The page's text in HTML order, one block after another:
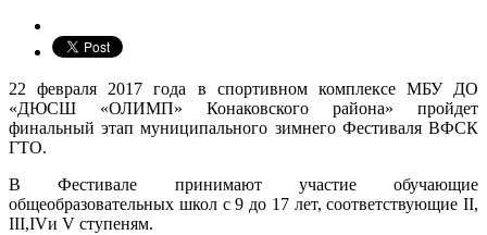
22 февраля 2017 года в спортивном комплексе МБУ ДО
«ДЮСШ «ОЛИМП» Конаковского района» пройдет
финальный этап муниципального зимнего Фестиваля ВФСК
ГТО.
В Фестивале принимают участие обучающие
общеобразовательных школ с 9 до 17 лет, соответствующие II,
III,IVи V ступеням.